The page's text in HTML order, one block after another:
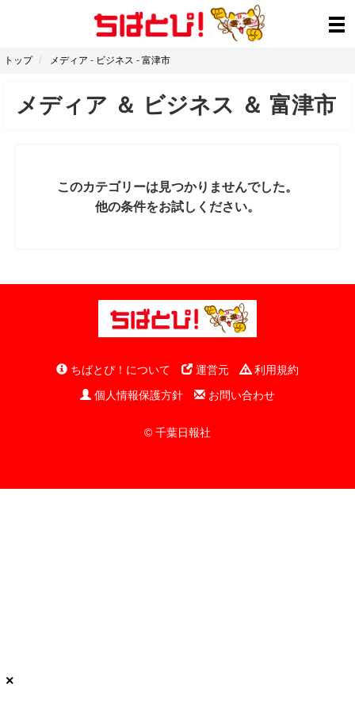
トップ メディア - ビジネス - 富津市
メディア ＆ ビジネス ＆ 富津市
このカテゴリーは見つかりませんでした。
他の条件をお試しください。
ちばとぴ！について 運営元
利用規約
個人情報保護方針
お問い合わせ
© 千葉日報社
×